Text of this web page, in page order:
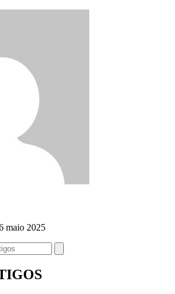
maio 2025